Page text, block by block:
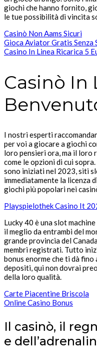
giochi che hanno fornito,
le tue possibilità di vincita
Casinò Non Aams Sicuri
Gioca Aviator Gratis Senza
Casino In Linea Ricarica 5
Casinò In
I nostri esperti
per voi a giocare a giochi
loro pensieri ora, ma il loro
come le opzioni di cui
sono iniziati nel 2023, siti
immediatamente la licenza
giochi più popolari nei
Playspielothek Casino It
Lucky 40 è una slot
il meglio da entrambi del
grande provincia del
membri registrati. Tutto
bonus enorme che ti dà
depositi, qui non dovrai
della loro qualità.
Carte Piacentine Briscola
Online Casino Bonus
Il casinò, il
e